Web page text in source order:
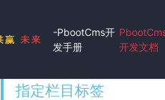
-PbootCms开
发手册
开发文档
指定栏目标签